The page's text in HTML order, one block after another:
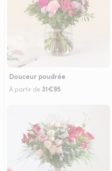
Douceur poudrée
À partir de 31€95